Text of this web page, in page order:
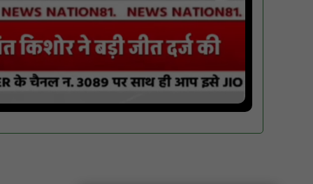
पारस पोर्टल से होगी योजनाओं की नियमित समीक्षा,
मुख्यमंत्री विष्णुदेव साय ने दिए समयबद्ध क्रियान्वयन
के निर्देश : NN81